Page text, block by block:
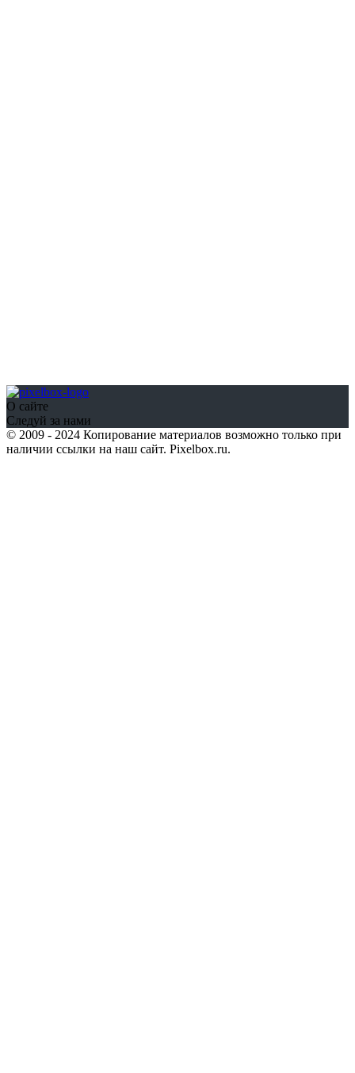
О сайте
Следуй за нами
© 2009 - 2024 Копирование материалов возможно только при
наличии ссылки на наш сайт. Pixelbox.ru.